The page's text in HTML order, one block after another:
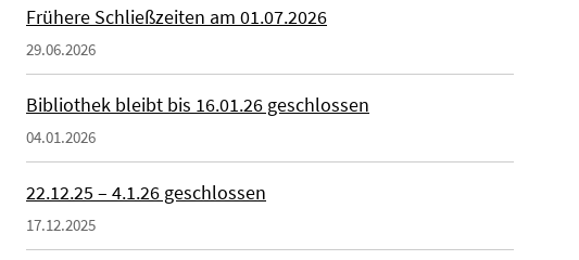
Frühere Schließzeiten am 01.07.2026
29.06.2026
Bibliothek bleibt bis 16.01.26 geschlossen
04.01.2026
22.12.25 – 4.1.26 geschlossen
17.12.2025